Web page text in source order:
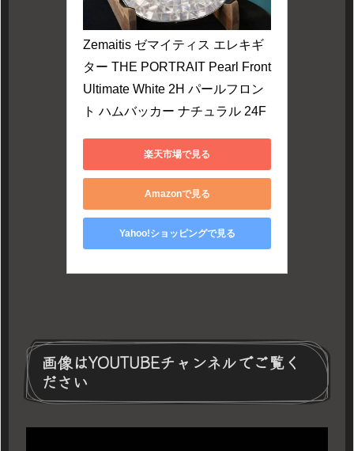
Zemaitis ゼマイティス エレキギ
ター THE PORTRAIT Pearl Front
Ultimate White 2H パールフロン
ト ハムバッカー ナチュラル 24F
楽天市場で見る
Amazonで見る
Yahoo!ショッピングで見る
画像はYOUTUBEチャンネルでご覧く
ださい